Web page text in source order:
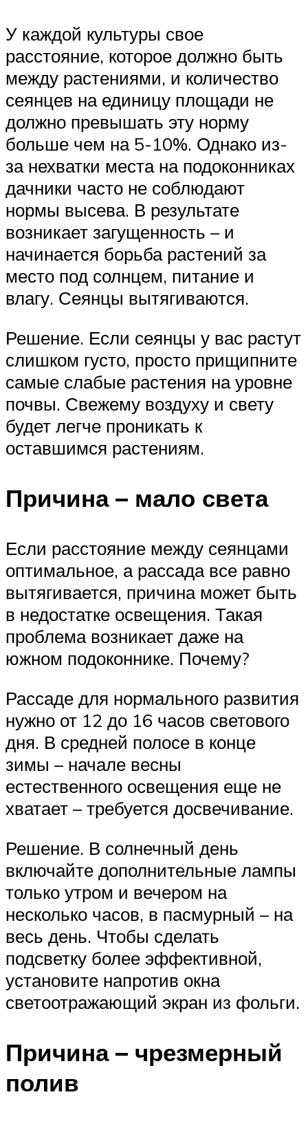
У каждой культуры свое
расстояние, которое должно быть
между растениями, и количество
сеянцев на единицу площади не
должно превышать эту норму
больше чем на 5-10%. Однако из-
за нехватки места на подоконниках
дачники часто не соблюдают
нормы высева. В результате
возникает загущенность – и
начинается борьба растений за
место под солнцем, питание и
влагу. Сеянцы вытягиваются.
Решение. Если сеянцы у вас растут
слишком густо, просто прищипните
самые слабые растения на уровне
почвы. Свежему воздуху и свету
будет легче проникать к
оставшимся растениям.
Причина – мало света
Если расстояние между сеянцами
оптимальное, а рассада все равно
вытягивается, причина может быть
в недостатке освещения. Такая
проблема возникает даже на
южном подоконнике. Почему?
Рассаде для нормального развития
нужно от 12 до 16 часов светового
дня. В средней полосе в конце
зимы – начале весны
естественного освещения еще не
хватает – требуется досвечивание.
Решение. В солнечный день
включайте дополнительные лампы
только утром и вечером на
несколько часов, в пасмурный – на
весь день. Чтобы сделать
подсветку более эффективной,
установите напротив окна
светоотражающий экран из фольги.
Причина – чрезмерный
полив